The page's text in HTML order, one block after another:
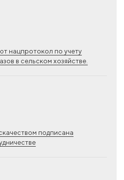
нацпротокол по учету
в сельском хозяйстве.
подписана